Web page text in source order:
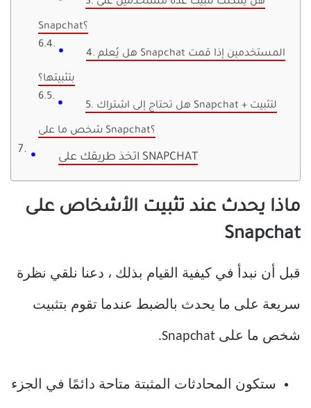
Snapchat؟
4. هل يُعلم Snapchat المستخدمين إذا قمت
بتثبيتها؟
5. هل تحتاج إلى اشتراك Snapchat + لتثبيت
شخص ما على Snapchat؟
اتخذ طريقك على SNAPCHAT
ماذا يحدث عند تثبيت الأشخاص على
Snapchat
قبل أن نبدأ في كيفية القيام بذلك ، دعنا نلقي نظرة
سريعة على ما يحدث بالضبط عندما تقوم بتثبيت
شخص ما على Snapchat.
ستكون المحادثات المثبتة متاحة دائمًا في الجزء